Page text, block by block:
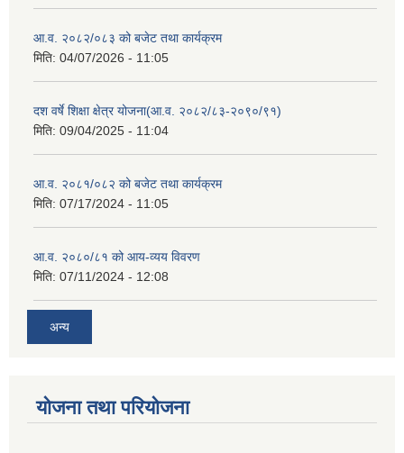
आ.व. २०८२/०८३ को बजेट तथा कार्यक्रम
मिति: 04/07/2026 - 11:05
दश वर्षे शिक्षा क्षेत्र योजना(आ.व. २०८२/८३-२०९०/९१)
मिति: 09/04/2025 - 11:04
आ.व. २०८१/०८२ को बजेट तथा कार्यक्रम
मिति: 07/17/2024 - 11:05
आ.व. २०८०/८१ को आय-व्यय विवरण
मिति: 07/11/2024 - 12:08
अन्य
योजना तथा परियोजना